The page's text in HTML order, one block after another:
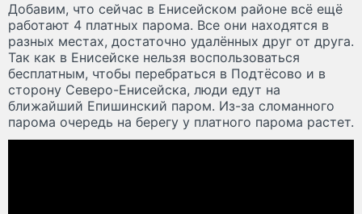
Добавим, что сейчас в Енисейском районе всё ещё
работают 4 платных парома. Все они находятся в
разных местах, достаточно удалённых друг от друга.
Так как в Енисейске нельзя воспользоваться
бесплатным, чтобы перебраться в Подтёсово и в
сторону Северо-Енисейска, люди едут на
ближайший Епишинский паром. Из-за сломанного
парома очередь на берегу у платного парома растет.